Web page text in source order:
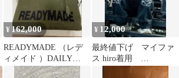
¥ 162,000
READYMADE （レデ
ィメイド ）DAILY
BAG MEDIUM
¥ 12,000
最終値下げ マイファ
ス hiro着用
READYMADE キャッ